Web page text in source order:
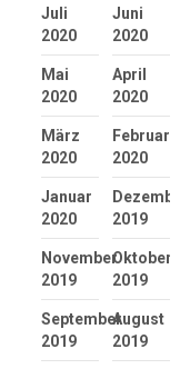
Juli
2020
Juni
2020
Mai
2020
April
2020
März
2020
Februar
2020
Januar
2020
2019
November
2019
Oktober
2019
September
2019
August
2019